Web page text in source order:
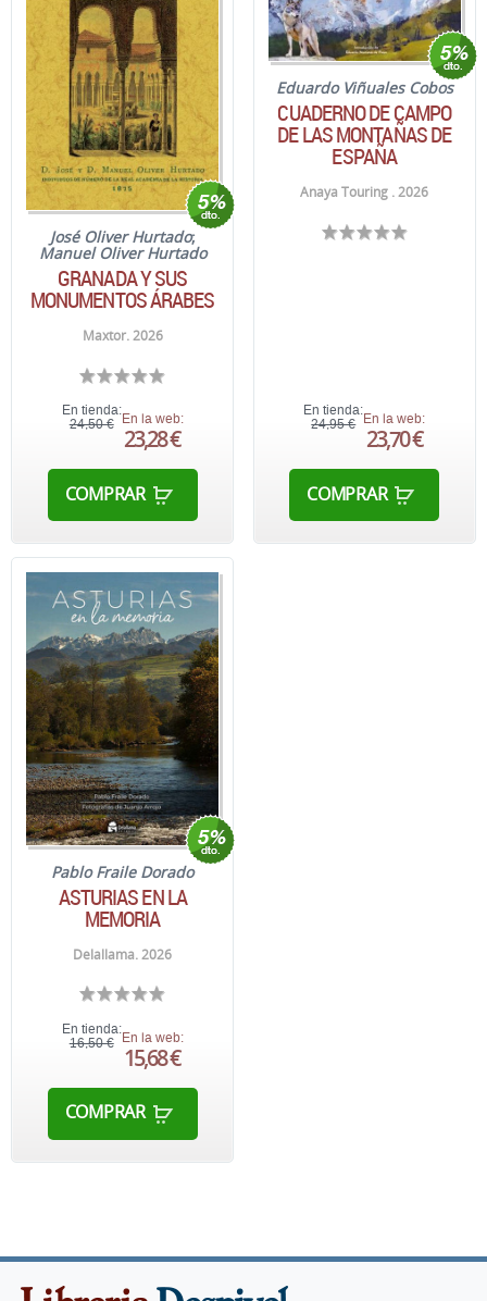
José Oliver Hurtado;
Manuel Oliver Hurtado
GRANADA Y SUS
MONUMENTOS ÁRABES
Maxtor. 2026
En tienda:
24,50 € En la web:
23,28 €
COMPRAR
Eduardo Viñuales Cobos
CUADERNO DE CAMPO
DE LAS MONTAÑAS DE
ESPAÑA
Anaya Touring . 2026
En tienda:
24,95 €
En la web:
23,70 €
COMPRAR
Pablo Fraile Dorado
ASTURIAS EN LA
MEMORIA
Delallama. 2026
En tienda:
16,50 € En la web:
15,68 €
COMPRAR